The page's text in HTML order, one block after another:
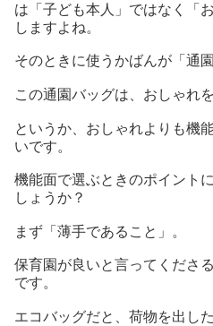
は「子ども本人」ではなく「
しますよね。
そのときに使うかばんが「通
この通園バッグは、おしゃれ
というか、おしゃれよりも機
いです。
機能面で選ぶときのポイント
しょうか？
まず「薄手であること」。
保育園が良いと言ってくださ
です。
エコバッグだと、荷物を出し